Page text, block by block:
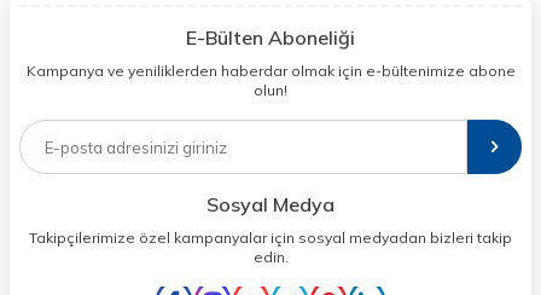
E-Bülten Aboneliği
Kampanya ve yeniliklerden haberdar olmak için e-bültenimize abone
olun!
Sosyal Medya
Takipçilerimize özel kampanyalar için sosyal medyadan bizleri takip
edin.